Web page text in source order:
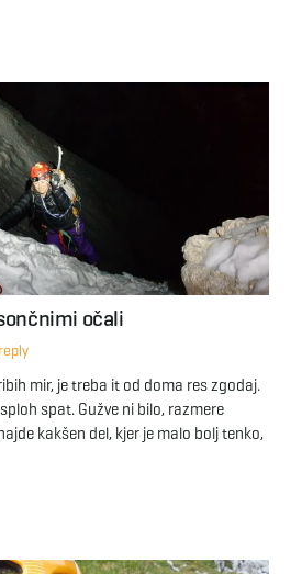
očali
mir, je treba it od doma res zgodaj.
spat. Gužve ni bilo, razmere
kakšen del, kjer je malo bolj tenko,